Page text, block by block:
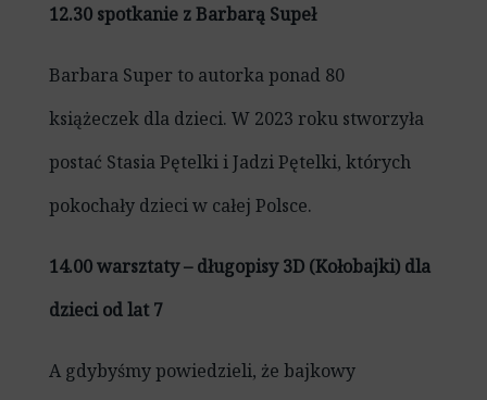
12.30 spotkanie z Barbarą Supeł
Barbara Super to autorka ponad 80
książeczek dla dzieci. W 2023 roku stworzyła
postać Stasia Pętelki i Jadzi Pętelki, których
pokochały dzieci w całej Polsce.
14.00 warsztaty – długopisy 3D (Kołobajki) dla
dzieci od lat 7
A gdybyśmy powiedzieli, że bajkowy